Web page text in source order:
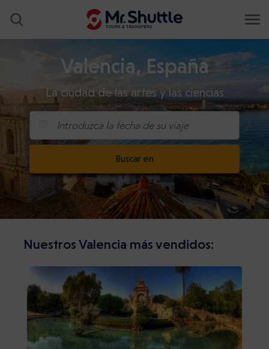
Valencia, España
La ciudad de las artes y las ciencias
Introduzca la fecha de su viaje
Buscar en
Nuestros Valencia más vendidos: